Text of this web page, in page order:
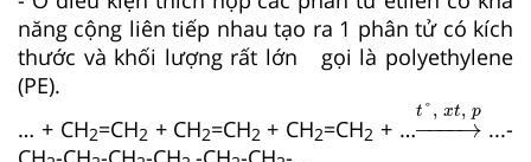
năng cộng liên tiếp nhau tạo ra 1 phân tử có kích
thước và khối lượng rất lớn gọi là polyethylene
(PE).
… + CH2=CH2 + CH2=CH2 + CH2=CH2 + …
t °, xt, p
−−−−→
→ t° x
...-